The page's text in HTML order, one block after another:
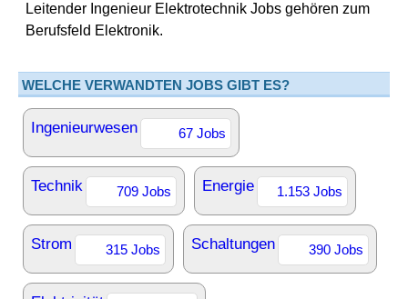
Leitender Ingenieur Elektrotechnik Jobs gehören zum
Berufsfeld Elektronik.
WELCHE VERWANDTEN JOBS GIBT ES?
Ingenieurwesen 67 Jobs
Technik 709 Jobs Energie 1.153 Jobs
Strom 315 Jobs Schaltungen 390 Jobs